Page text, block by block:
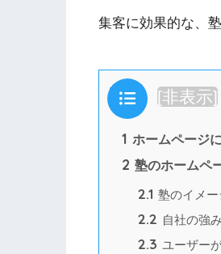
集客に効果的な、
目次 [非表示]
1 ホームページ
2 塾のホームペ
2.1 塾のイメ
2.2 自社の強
2.3 ユーザー